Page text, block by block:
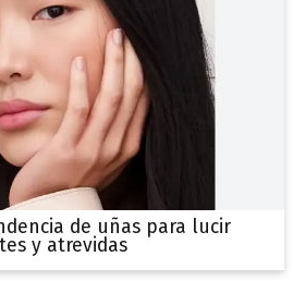
de uñas para lucir
y atrevidas